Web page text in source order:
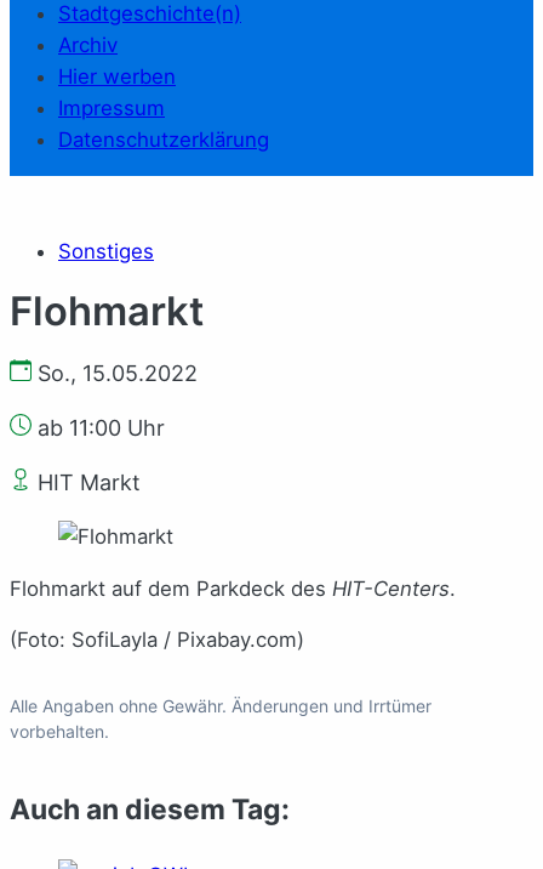
Stadtgeschichte(n)
Archiv
Hier werben
Impressum
Datenschutzerklärung
Sonstiges
Flohmarkt
So., 15.05.2022
ab 11:00 Uhr
HIT Markt
Flohmarkt auf dem Parkdeck des HIT-Centers.
(Foto: SofiLayla / Pixabay.com)
Alle Angaben ohne Gewähr. Änderungen und Irrtümer
vorbehalten.
Auch an diesem Tag: